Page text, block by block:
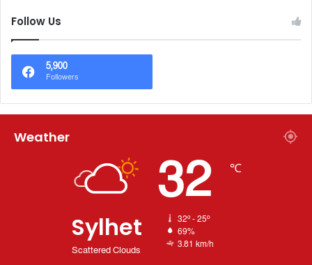
Follow Us
5,900
Followers
Weather
Sylhet
Scattered Clouds
32 ℃
32º - 25º
69%
3.81 km/h